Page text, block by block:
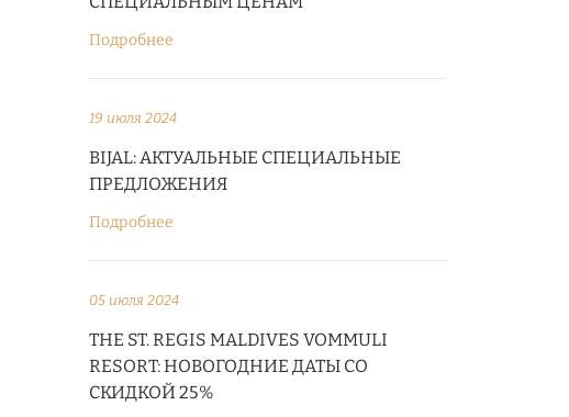
Подробнее
19 июля 2024
BIJAL: АКТУАЛЬНЫЕ СПЕЦИАЛЬНЫЕ
ПРЕДЛОЖЕНИЯ
Подробнее
05 июля 2024
THE ST. REGIS MALDIVES VOMMULI
RESORT: НОВОГОДНИЕ ДАТЫ СО
СКИДКОЙ 25%